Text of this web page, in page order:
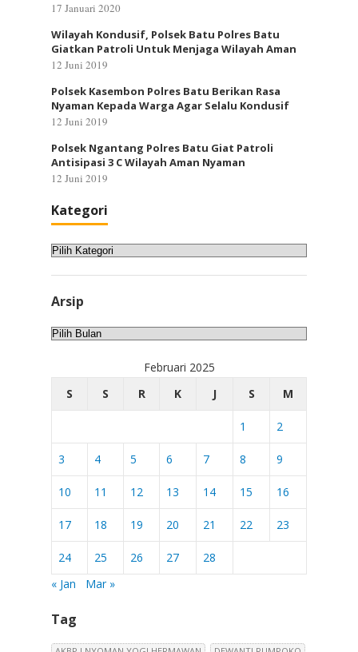
17 Januari 2020
Wilayah Kondusif, Polsek Batu Polres Batu
Giatkan Patroli Untuk Menjaga Wilayah Aman
12 Juni 2019
Polsek Kasembon Polres Batu Berikan Rasa
Nyaman Kepada Warga Agar Selalu Kondusif
12 Juni 2019
Polsek Ngantang Polres Batu Giat Patroli
Antisipasi 3 C Wilayah Aman Nyaman
12 Juni 2019
Kategori
Kategori
Arsip
Arsip
Februari 2025
S
S R K J S M
1 2
3 4 5 6 7 8 9
10 11 12 13 14 15 16
17 18 19 20 21 22 23
24 25 26 27
28
« Jan
Mar »
Tag